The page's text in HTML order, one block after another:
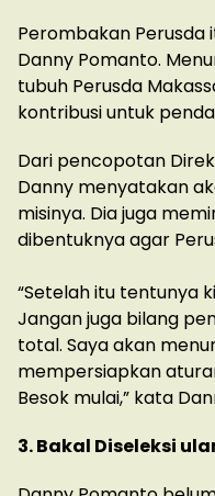
Perombakan Perusda
Danny Pomanto.
tubuh Perusda
kontribusi untuk
Dari pencopotan
Danny menyatakan
misinya. Dia juga
dibentuknya agar
“Setelah itu tentunya
Jangan juga bilang
total. Saya akan
mempersiapkan
Besok mulai,” kata
3. Bakal Diseleksi